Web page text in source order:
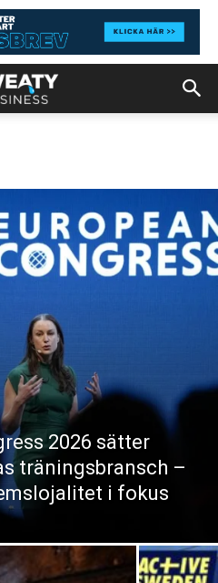
2026 sätter
träningsbransch –
i fokus